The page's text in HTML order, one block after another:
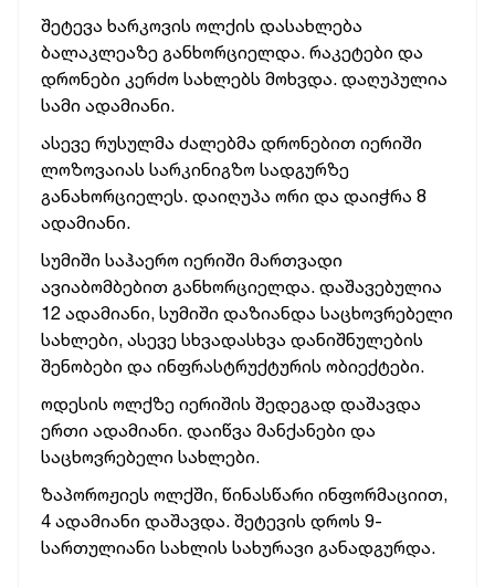
შეტევა ხარკოვის ოლქის დასახლება
ბალაკლეაზე განხორციელდა. რაკეტები და
დრონები კერძო სახლებს მოხვდა. დაღუპულია
სამი ადამიანი.
ასევე რუსულმა ძალებმა დრონებით იერიში
ლოზოვაიას სარკინიგზო სადგურზე
განახორციელეს. დაიღუპა ორი და დაიჭრა 8
ადამიანი.
სუმიში საჰაერო იერიში მართვადი
ავიაბომბებით განხორციელდა. დაშავებულია
12 ადამიანი, სუმიში დაზიანდა საცხოვრებელი
სახლები, ასევე სხვადასხვა დანიშნულების
შენობები და ინფრასტრუქტურის ობიექტები.
ოდესის ოლქზე იერიშის შედეგად დაშავდა
ერთი ადამიანი. დაიწვა მანქანები და
საცხოვრებელი სახლები.
ზაპოროჟიეს ოლქში, წინასწარი ინფორმაციით,
4 ადამიანი დაშავდა. შეტევის დროს 9-
სართულიანი სახლის სახურავი განადგურდა.